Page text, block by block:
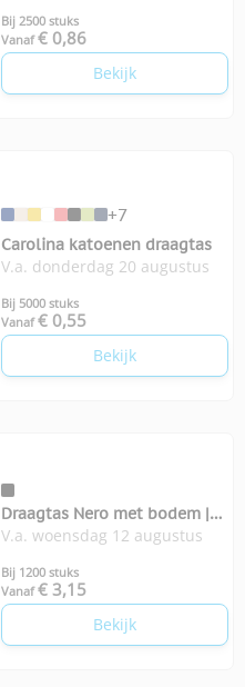
Bij 2500 stuks
Vanaf € 0,86
Bekijk
+7
Carolina katoenen draagtas
V.a. donderdag 20 augustus
Bij 5000 stuks
Vanaf € 0,55
Bekijk
Draagtas Nero met bodem |
350-grams
V.a. woensdag 12 augustus
Bij 1200 stuks
Vanaf € 3,15
Bekijk